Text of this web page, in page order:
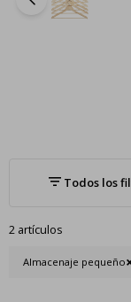
2 artículos
Almacenaje pequeño